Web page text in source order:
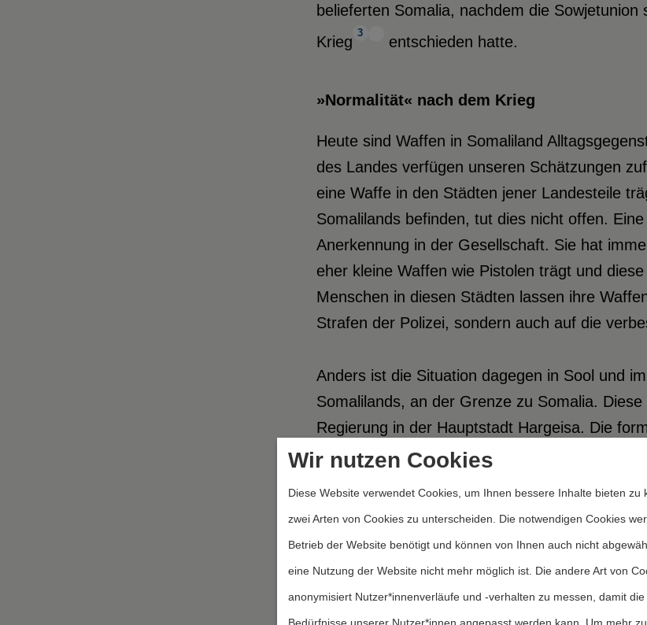
belieferten Somalia, nachdem die
Krieg
3
entschieden hatte.
»Normalität« nach dem Krieg
Heute sind Waffen in Somaliland
des Landes verfügen unseren Schätzungen
eine Waffe in den Städten jener Landesteile
Somalilands befinden, tut dies nicht offen.
Anerkennung in der Gesellschaft. Sie hat
eher kleine Waffen wie Pistolen trägt und
Menschen in diesen Städten lassen ihre
Strafen der Polizei, sondern auch auf die
Anders ist die Situation dagegen in Sool und
Somalilands, an der Grenze zu Somalia.
Regierung in der Hauptstadt Hargeisa. Die
bedeutungslos; hier sind Waffen häufig auf
werden von den Ältesten geregelt, den
die politische Repräsentation und
Beratung von und Streitschlichtung zwischen
Rechtsprechung nach dem traditionellen Xeer
zuständig. Jedoch reicht die Autorität der
grundsätzlich zu unterbinden.
Wir nutzen Cookies
Diese Website verwendet Cookies, um Ihnen bessere Inhalte bieten zu
zwei Arten von Cookies zu unterscheiden. Die notwendigen Cookies
Betrieb der Website benötigt und können von Ihnen auch nicht
eine Nutzung der Website nicht mehr möglich ist. Die andere Art von
anonymisiert Nutzer*innenverläufe und -verhalten zu messen, damit